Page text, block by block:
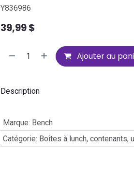
Y836986
39,99$
Ajouter au
Description
Marque: Bench
Catégorie: Boîtes à lunch, contenants,